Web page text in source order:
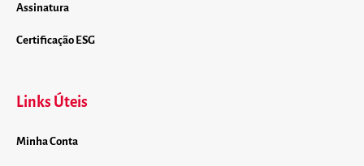
Assinatura
Certificação ESG
Links Úteis
Minha Conta